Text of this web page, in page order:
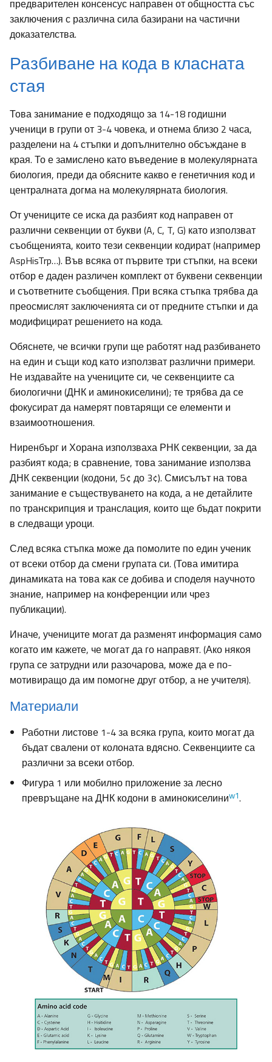
предварителен консенсус направен от общността със
заключения с различна сила базирани на частични
доказателства.
Разбиване на кода в класната
стая
Това занимание е подходящо за 14-18 годишни
ученици в групи от 3-4 човека, и отнема близо 2 часа,
разделени на 4 стъпки и допълнително обсъждане в
края. То е замислено като въведение в молекулярната
биология, преди да обясните какво е генетичния код и
централната догма на молекулярната биология.
От учениците се иска да разбият код направен от
различни секвенции от букви (A, C, T, G) като използват
съобщенията, които тези секвенции кодират (например
AspHisTrp…). Във всяка от първите три стъпки, на всеки
отбор е даден различен комплект от буквени секвенции
и съответните съобщения. При всяка стъпка трябва да
преосмислят заключенията си от предните стъпки и да
модифицират решението на кода.
Обяснете, че всички групи ще работят над разбиването
на един и същи код като използват различни примери.
Не издавайте на учениците си, че секвенциите са
биологични (ДНК и аминокиселини); те трябва да се
фокусират да намерят повтарящи се елементи и
взаимоотношения.
Ниренбърг и Хорана използваха РНК секвенции, за да
разбият кода; в сравнение, това занимание използва
ДНК секвенции (кодони, 5¢ до 3¢). Смисълът на това
занимание е съществуването на кода, а не детайлите
по транскрипция и транслация, които ще бъдат покрити
в следващи уроци.
След всяка стъпка може да помолите по един ученик
от всеки отбор да смени групата си. (Това имитира
динамиката на това как се добива и споделя научното
знание, например на конференции или чрез
публикации).
Иначе, учениците могат да разменят информация само
когато им кажете, че могат да го направят. (Ако някоя
група се затрудни или разочарова, може да е по-
мотивиращо да им помогне друг отбор, а не учителя).
Материали
Работни листове 1-4 за всяка група, които могат да
бъдат свалени от колоната вдясно. Секвенциите са
различни за всеки отбор.
Фигура 1 или мобилно приложение за лесно
превръщане на ДНК кодони в аминокиселиниw1.